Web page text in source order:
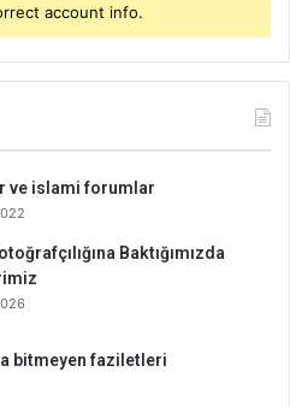
account info.
ve islami forumlar
Baktığımızda
bitmeyen faziletleri